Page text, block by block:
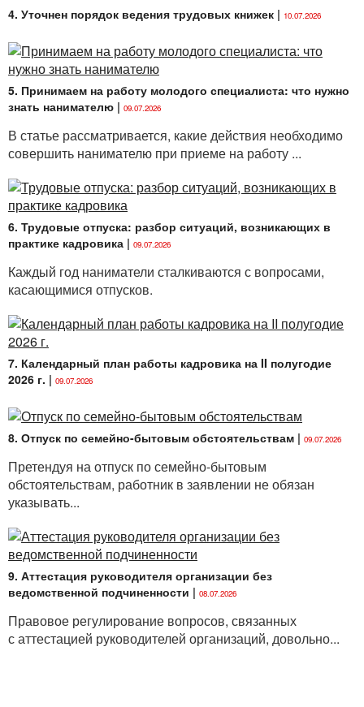
4. Уточнен порядок ведения трудовых книжек | 10.07.2026
5. Принимаем на работу молодого специалиста: что нужно
знать нанимателю | 09.07.2026
В статье рассматривается, какие действия необходимо
совершить нанимателю при приеме на работу ...
6. Трудовые отпуска: разбор ситуаций, возникающих в
практике кадровика | 09.07.2026
Каждый год наниматели сталкиваются с вопросами,
касающимися отпусков.
7. Календарный план работы кадровика на II полугодие
2026 г. | 09.07.2026
8. Отпуск по семейно-бытовым обстоятельствам | 09.07.2026
Претендуя на отпуск по семейно-бытовым
обстоятельствам, работник в заявлении не обязан
указывать...
9. Аттестация руководителя организации без
ведомственной подчиненности | 08.07.2026
Правовое регулирование вопросов, связанных
с аттестацией руководителей организаций, довольно...